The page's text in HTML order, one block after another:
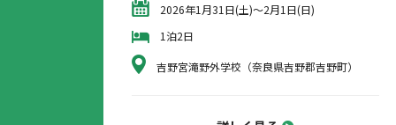
2026年1月31日(土)～2月1日(日)
1泊2日
吉野宮滝野外学校（奈良県吉野郡吉野町）